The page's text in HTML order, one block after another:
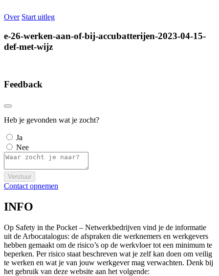
Over Start uitleg
e-26-werken-aan-of-bij-accubatterijen-2023-04-15-
def-met-wijz
Feedback
Heb je gevonden wat je zocht?
Ja
Nee
Verstuur
Contact opnemen
INFO
Op Safety in the Pocket – Netwerkbedrijven vind je de informatie
uit de Arbocatalogus: de afspraken die werknemers en werkgevers
hebben gemaakt om de risico’s op de werkvloer tot een minimum te
beperken. Per risico staat beschreven wat je zelf kan doen om veilig
te werken en wat je van jouw werkgever mag verwachten. Denk bij
het gebruik van deze website aan het volgende: